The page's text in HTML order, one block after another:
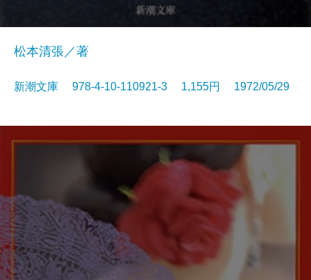
松本清張／著
新潮文庫 978-4-10-110921-3 1,155円 1972/05/29